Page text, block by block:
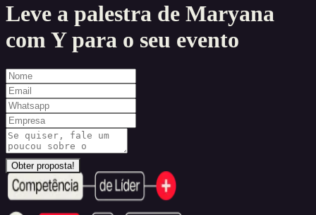
Leve a palestra de Maryana
com Ypara o seu evento
Obter proposta!